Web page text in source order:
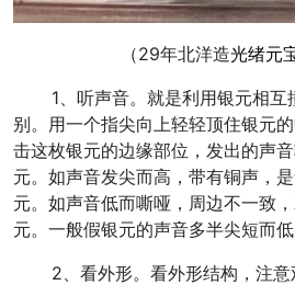
（29年北洋造光绪元
1、听声音。就是利用银元相互
别。用一个指尖向上轻轻顶住银元
击这枚银元的边缘部位，发出的声
元。如声音发尖而高，带有铜声，
元。如声音低而嘶哑，周边不一致
元。一般假银元的声音多半尖短而低
2、看外形。看外形结构，注意